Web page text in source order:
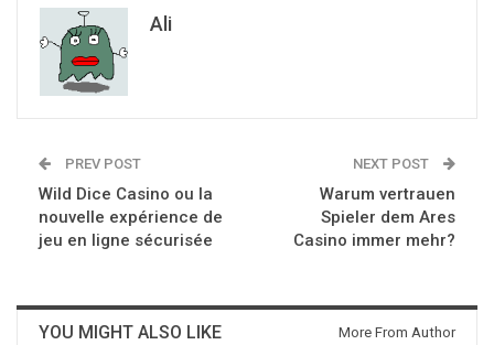
Ali
PREV POST
Wild Dice Casino ou la
nouvelle expérience de
jeu en ligne sécurisée
NEXT POST
Warum vertrauen
Spieler dem Ares
Casino immer mehr?
YOU MIGHT ALSO LIKE More From Author